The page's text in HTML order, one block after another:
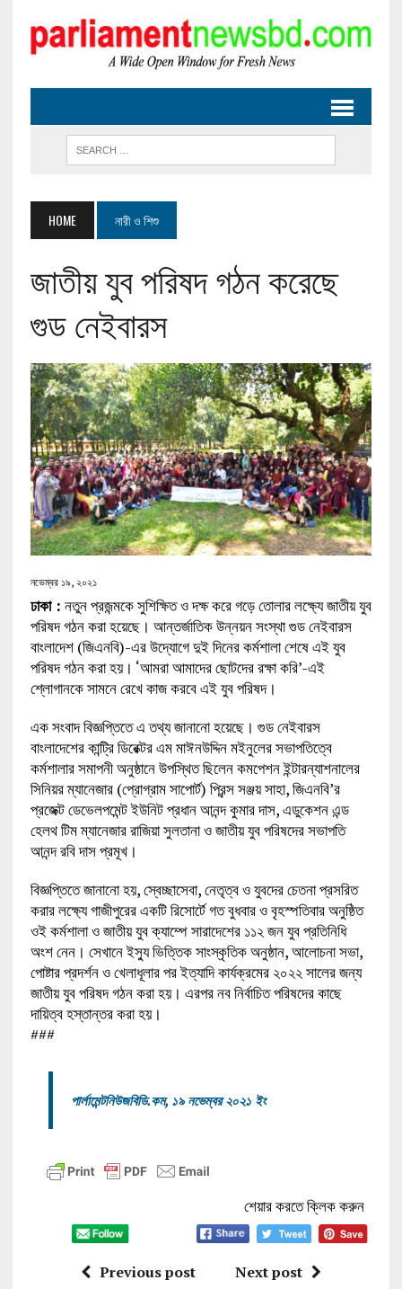
HOME নারী ও শিশু
জাতীয় যুব পরিষদ গঠন করেছে
গুড নেইবারস
নভেম্বর ১৯, ২০২১
ঢাকা : নতুন প্রজন্মকে সুশিক্ষিত ও দক্ষ করে গড়ে তোলার লক্ষ্যে জাতীয় যুব
পরিষদ গঠন করা হয়েছে। আন্তর্জাতিক উন্নয়ন সংস্থা গুড নেইবারস
বাংলাদেশ (জিএনবি)-এর উদ্যোগে দুই দিনের কর্মশালা শেষে এই যুব
পরিষদ গঠন করা হয়। ‘আমরা আমাদের ছোটদের রক্ষা করি’-এই
শ্লোগানকে সামনে রেখে কাজ করবে এই যুব পরিষদ।
এক সংবাদ বিজ্ঞপ্তিতে এ তথ্য জানানো হয়েছে। গুড নেইবারস
বাংলাদেশের কান্ট্রি ডিরেক্টর এম মাঈনউদ্দিন মইনুলের সভাপতিত্বে
কর্মশালার সমাপনী অনুষ্ঠানে উপস্থিত ছিলেন কমপেশন ইন্টারন্যাশনালের
সিনিয়র ম্যানেজার (প্রোগ্রাম সাপোর্ট) প্রিন্স সঞ্জয় সাহা, জিএনবি’র
প্রজেক্ট ডেভেলপমেন্ট ইউনিট প্রধান আনন্দ কুমার দাস, এডুকেশন এন্ড
হেলথ টিম ম্যানেজার রাজিয়া সুলতানা ও জাতীয় যুব পরিষদের সভাপতি
আনন্দ রবি দাস প্রমূখ।
বিজ্ঞপ্তিতে জানানো হয়, স্বেচ্ছাসেবা, নেতৃত্ব ও যুবদের চেতনা প্রসরিত
করার লক্ষ্যে গাজীপুরের একটি রিসোর্টে গত বুধবার ও বৃহস্পতিবার অনুষ্ঠিত
ওই কর্মশালা ও জাতীয় যুব ক্যাম্পে সারাদেশের ১১২ জন যুব প্রতিনিধি
অংশ নেন। সেখানে ইস্যু ভিত্তিক সাংস্কৃতিক অনুষ্ঠান, আলোচনা সভা,
পোষ্টার প্রদর্শন ও খেলাধূলার পর ইত্যাদি কার্যক্রমের ২০২২ সালের জন্য
জাতীয় যুব পরিষদ গঠন করা হয়। এরপর নব নির্বাচিত পরিষদের কাছে
দায়িত্ব হস্তান্তর করা হয়।
###
পার্লামেন্টনিউজবিডি.কম, ১৯ নভেম্বর ২০২১ ইং
শেয়ার করতে ক্লিক করুন
Previous post Next post